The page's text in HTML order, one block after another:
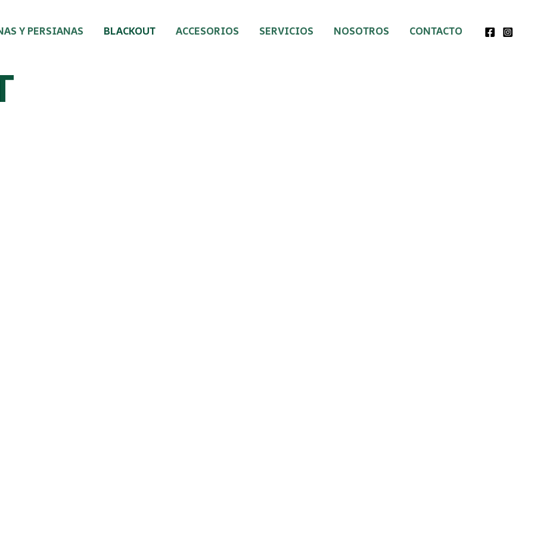
Y PERSIANAS BLACKOUT ACCESORIOS SERVICIOS NOSOTROS CONTACTO